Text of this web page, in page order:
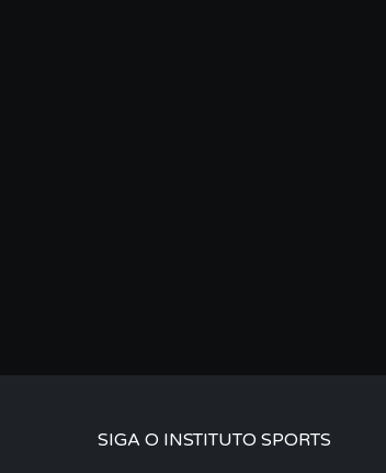
SIGA O INSTITUTO SPORTS